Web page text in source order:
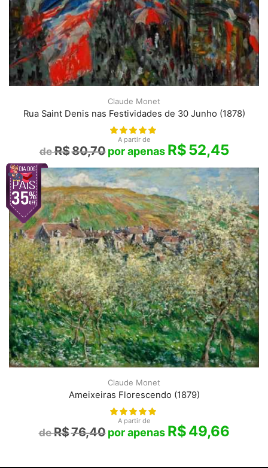
Claude Monet
Rua Saint Denis nas Festividades de 30 Junho (1878)
A partir de
R$80,70 R$52,45
Claude Monet
Ameixeiras Florescendo (1879)
A partir de
R$76,40 R$49,66